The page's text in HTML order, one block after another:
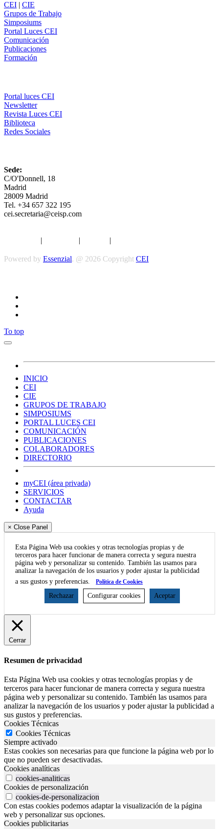
CEI | CIE
Grupos de Trabajo
Simposiums
Portal Luces CEI
Comunicación
Publicaciones
Formación
Portal luces CEI
Newsletter
Revista Luces CEI
Biblioteca
Redes Sociales
Sede:
C/O'Donnell, 18
Madrid
28009 Madrid
Tel. +34 657 322 195
cei.secretaria@ceisp.com
| | |
Powered by Essenzial. @ 2026 Copyright CEI
To top
INICIO
CEI
CIE
GRUPOS DE TRABAJO
SIMPOSIUMS
PORTAL LUCES CEI
COMUNICACIÓN
PUBLICACIONES
COLABORADORES
DIRECTORIO
myCEI (área privada)
SERVICIOS
CONTACTAR
Ayuda
× Close Panel
Esta Página Web usa cookies y otras tecnologías propias y de
terceros para hacer funcionar de manera correcta y segura nuestra
página web y personalizar su contenido. También las usamos para
analizar la navegación de los usuarios y poder ajustar la publicidad
a sus gustos y preferencias.
Política de Cookies
Rechazar Configurar cookies Aceptar
Cerrar
Resumen de privacidad
Esta Página Web usa cookies y otras tecnologías propias y de
terceros para hacer funcionar de manera correcta y segura nuestra
página web y personalizar su contenido. También las usamos para
analizar la navegación de los usuarios y poder ajustar la publicidad a
sus gustos y preferencias.
Cookies Técnicas
Cookies Técnicas
Siempre activado
Estas cookies son necesarias para que funcione la página web por lo
que no pueden ser desactivadas.
Cookies analíticas
cookies-analiticas
Cookies de personalización
cookies-de-personalizacion
Con estas cookies podemos adaptar la visualización de la página
web y personalizar sus opciones.
Cookies publicitarias